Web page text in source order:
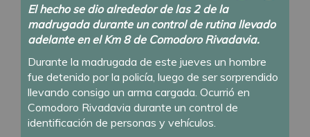
El hecho se dio alrededor de las 2 de la
madrugada durante un control de rutina llevado
adelante en el Km 8 de Comodoro Rivadavia.
Durante la madrugada de este jueves un hombre
fue detenido por la policía, luego de ser sorprendido
llevando consigo un arma cargada. Ocurrió en
Comodoro Rivadavia durante un control de
identificación de personas y vehículos.